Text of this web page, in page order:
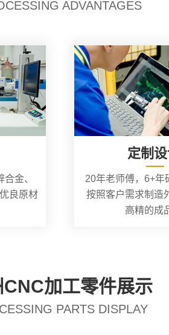
ADVANTAGES
金、
良原材
定制
20年老师傅，6+年
按照客户需求制造
高精的成
CNC加工零件展示
PARTS DISPLAY